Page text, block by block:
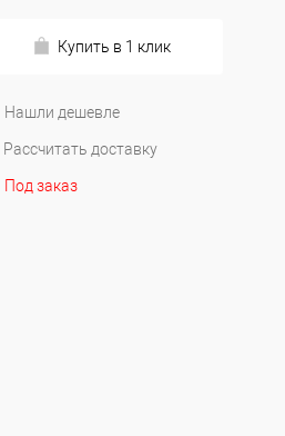
Купить в 1 клик
Нашли дешевле
Рассчитать доставку
Под заказ